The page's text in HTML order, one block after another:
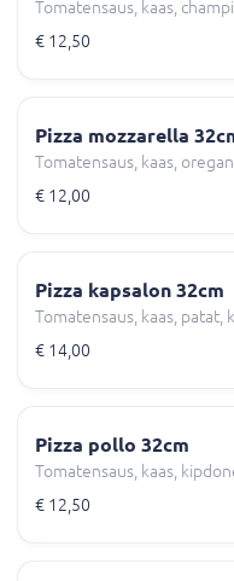
Tomatensaus, kaas,
€ 12,50
Pizza mozzarella
Tomatensaus, kaas,
€ 12,00
Pizza kapsalon 32cm
Tomatensaus, kaas, patat,
€ 14,00
Pizza pollo 32cm
Tomatensaus, kaas,
€ 12,50